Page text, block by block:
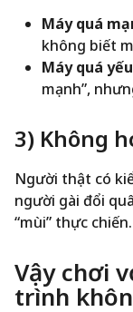
Máy quá
không biết
Máy quá
mạnh”,
3) Không
Người thật có
người gài đổi
“mùi” thực
Vậy chơi
trình